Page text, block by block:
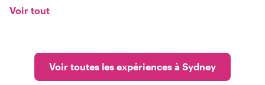
Voir tout
Voir toutes les expériences à Sydney